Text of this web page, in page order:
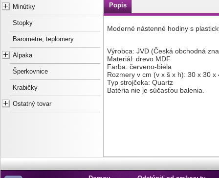
Minútky
Stopky
Barometre, teplomery
Alpaka
Šperkovnice
Krabičky
Ostatný tovar
Popis
Moderné nástenné hodiny s
Výrobca: JVD (Česká obchodná
Materiál: drevo MDF
Farba: červeno-biela
Rozmery v cm (v x š x h): 30 x 30 x
Typ strojčeka: Quartz
Batéria nie je súčasťou balenia.